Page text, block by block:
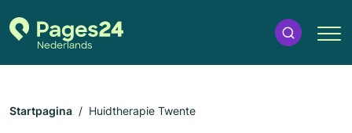
Startpagina Huidtherapie Twente